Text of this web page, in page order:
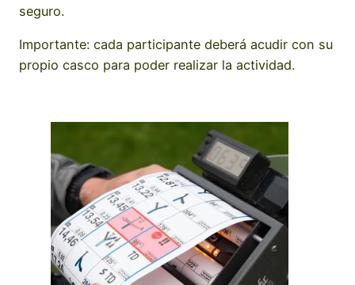
seguro.
Importante: cada participante deberá acudir con su
propio casco para poder realizar la actividad.